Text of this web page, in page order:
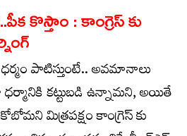
కొస్తాం : కాంగ్రెస్ కు
పాటిస్తుంటే.. అవమానాలు
కట్టుబడి ఉన్నామని, అయితే
మిత్రపక్షం కాంగ్రెస్ కు